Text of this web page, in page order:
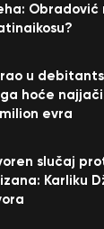
u
hoće
evra
slučaj
Karliku